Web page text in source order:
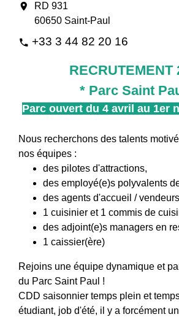
location_on
RD 931
60650 Saint-Paul
phone +33 3 44 82 20 16
RECRUTEMENT
* Parc Saint
Parc ouvert du 4 avril au 1er
Nous recherchons des talents
nos équipes :
des pilotes d'attractions,
des employé(e)s polyvalents
des agents d'accueil /
1 cuisinier et 1 commis de
des adjoint(e)s managers en
1 caissier(ère)
Rejoins une équipe dynamique et
du Parc Saint Paul !
CDD saisonnier temps plein et
étudiant, job d'été, il y a forcément